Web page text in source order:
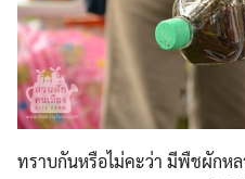
ทราบกันหรือไม่คะว่า มีพืชผักหล